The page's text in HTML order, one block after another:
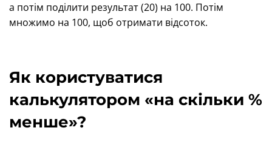
а потім поділити результат (20) на 100. Потім
множимо на 100, щоб отримати відсоток.
Як користуватися
калькулятором «на скільки %
менше»?